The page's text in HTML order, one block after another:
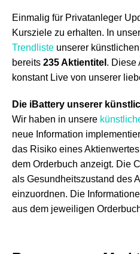
Einmalig für Privatanleger
Kursziele zu erhalten. In
Trendliste unserer
bereits 235Aktientitel . Diese
konstant Live von unserer
Die iBattery unserer
Wir haben in unsere
neue Information
das Risiko eines
dem Orderbuch anzeigt. Die
als Gesundheitszustand des
einzuordnen. Die
aus dem jeweiligen